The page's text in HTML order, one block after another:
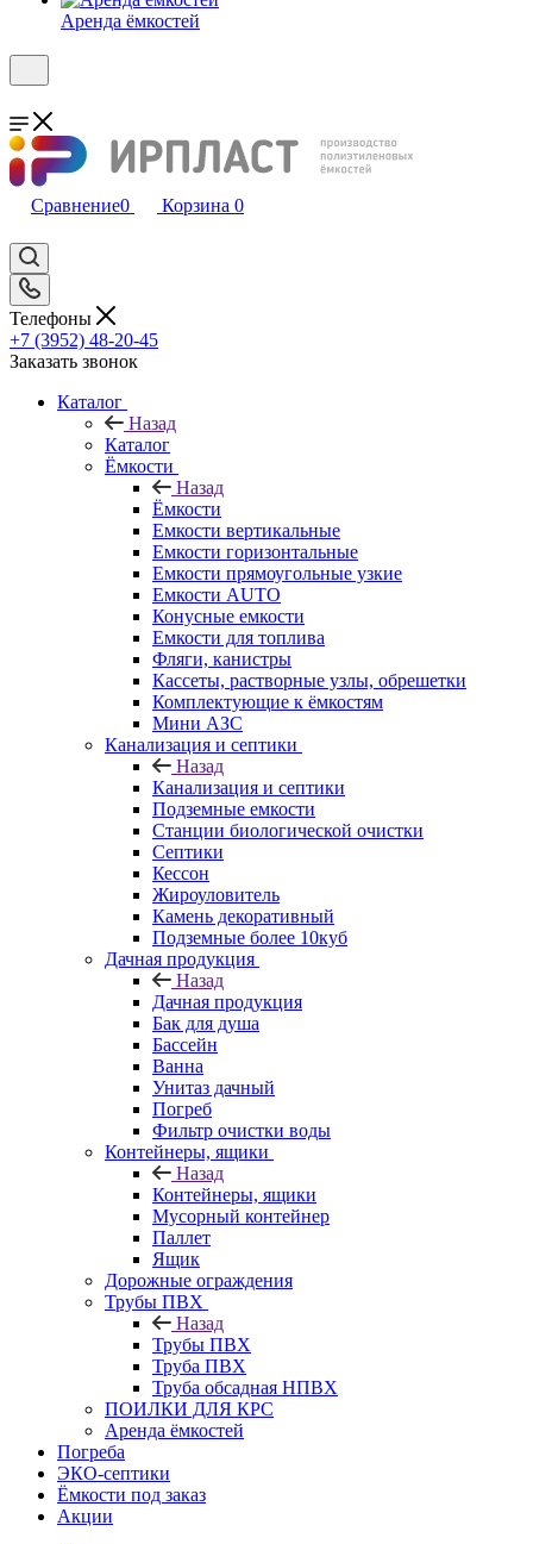
Аренда ёмкостей
Сравнение0 Корзина 0
Телефоны
+7 (3952) 48-20-45
Заказать звонок
Каталог
Назад
Каталог
Ёмкости
Назад
Ёмкости
Емкости вертикальные
Емкости горизонтальные
Емкости прямоугольные узкие
Емкости АUТО
Конусные емкости
Емкости для топлива
Фляги, канистры
Кассеты, растворные узлы, обрешетки
Комплектующие к ёмкостям
Мини АЗС
Канализация и септики
Назад
Канализация и септики
Подземные емкости
Станции биологической очистки
Септики
Кессон
Жироуловитель
Камень декоративный
Подземные более 10куб
Дачная продукция
Назад
Дачная продукция
Бак для душа
Бассейн
Ванна
Унитаз дачный
Погреб
Фильтр очистки воды
Контейнеры, ящики
Назад
Контейнеры, ящики
Мусорный контейнер
Паллет
Ящик
Дорожные ограждения
Трубы ПВХ
Назад
Трубы ПВХ
Труба ПВХ
Труба обсадная НПВХ
ПОИЛКИ ДЛЯ КРС
Аренда ёмкостей
Погреба
ЭКО-септики
Ёмкости под заказ
Акции